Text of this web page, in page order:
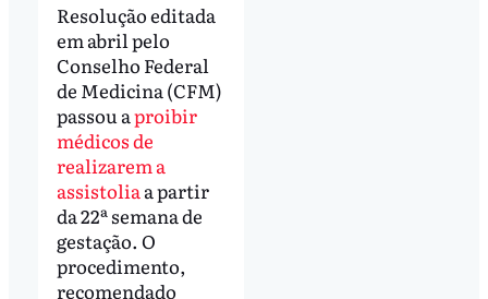
Resolução editada
em abril pelo
Conselho Federal
de Medicina (CFM)
passou aproibir
médicos de
realizarem a
assistoliaa partir
da 22ª semana de
gestação. O
procedimento,
recomendado